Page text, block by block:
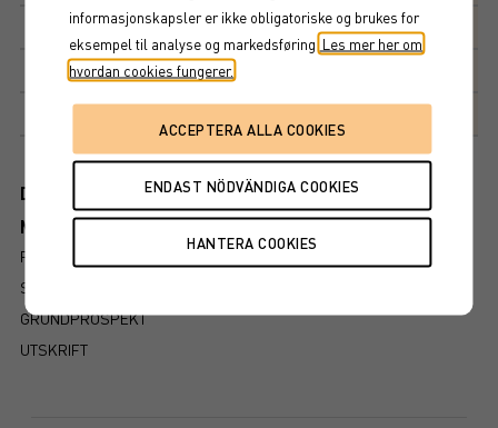
Kapitalbeskyttelse
Avkastningsfaktor
Dokument
Mer information om produkten
RISIKO
SLIK LESER DU FAKTABLADET
GRUNDPROSPEKT
UTSKRIFT
informasjonskapsler er ikke obligatoriske og brukes for
eksempel til analyse og markedsføring. Les mer her om
hvordan cookies fungerer.